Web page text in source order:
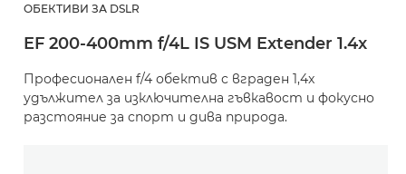
ОБЕКТИВИ ЗА DSLR
EF 200-400mm f/4L IS USM Extender 1.4x
Професионален f/4 обектив с вграден 1,4x
удължител за изключителна гъвкавост и фокусно
разстояние за спорт и дива природа.